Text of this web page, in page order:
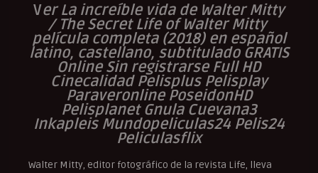
Ver La increíble vida de Walter Mitty
/ The Secret Life of Walter Mitty
película completa (2018) en español
latino, castellano, subtitulado GRATIS
Online Sin registrarse Full HD
Cinecalidad Pelisplus Pelisplay
Paraveronline PoseidonHD
Pelisplanet Gnula Cuevana3
Inkapleis Mundopeliculas24 Pelis24
Peliculasflix
Walter Mitty, editor fotográfico de la revista Life, lleva